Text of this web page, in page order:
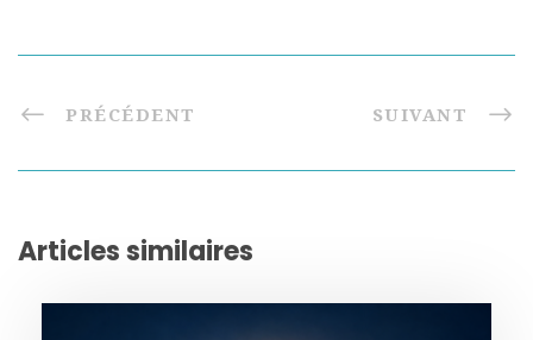
PRÉCÉDENT SUIVANT
Articles similaires